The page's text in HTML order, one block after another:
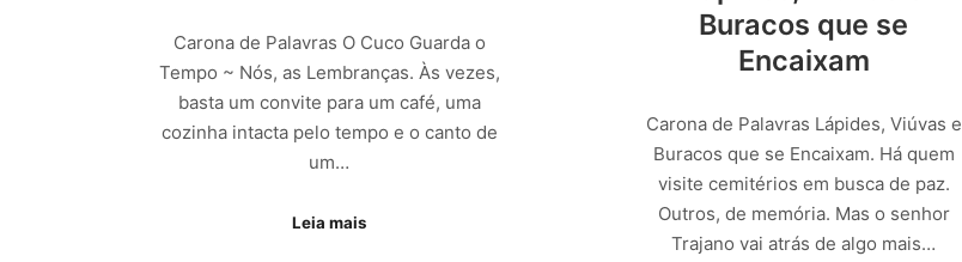
Carona de Palavras O Cuco Guarda o
Tempo ~ Nós, as Lembranças. Às vezes,
basta um convite para um café, uma
cozinha intacta pelo tempo e o canto de
um…
Leia mais
Buracos que se
Encaixam
Carona de Palavras Lápides, Viúvas e
Buracos que se Encaixam. Há quem
visite cemitérios em busca de paz.
Outros, de memória. Mas o senhor
Trajano vai atrás de algo mais…